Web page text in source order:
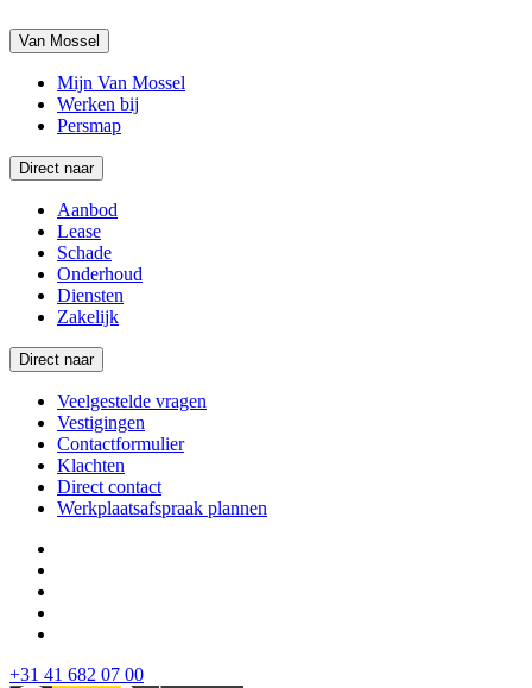
Van Mossel
Mijn Van Mossel
Werken bij
Persmap
Direct naar
Aanbod
Lease
Schade
Onderhoud
Diensten
Zakelijk
Direct naar
Veelgestelde vragen
Vestigingen
Contactformulier
Klachten
Direct contact
Werkplaatsafspraak plannen
+31 41 682 07 00